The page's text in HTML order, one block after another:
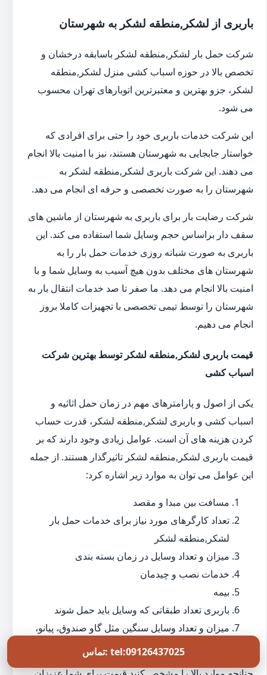
باربری از لشکر,منطقه لشکر به شهرستان
شرکت حمل بار لشکر,منطقه لشکر باسابقه درخشان و
تخصص بالا در حوزه اسباب کشی منزل لشکر,منطقه
لشکر، جزو بهترین و معتبرترین اتوبارهای تهران محسوب
می شود.
این شرکت خدمات باربری خود را حتی برای افرادی که
خواستار جابجایی به شهرستان هستند، نیز با امنیت بالا انجام
می دهند. این شرکت باربری لشکر,منطقه لشکر به
شهرستان را به صورت تخصصی و حرفه ای انجام می دهد.
شرکت رضایت بار برای باربری به شهرستان از ماشین های
سقف دار براساس حجم وسایل شما استفاده می کند. این
باربری به صورت شبانه روزی خدمات حمل بار را به
شهرستان های مختلف بدون هیچ آسیب به وسایل شما و با
امنیت بالا انجام می دهد. ما صفر تا صد خدمات انتقال بار به
شهرستان را توسط تیمی تخصصی با تجهیزات کاملا بروز
انجام می دهیم.
قیمت باربری لشکر,منطقه لشکر توسط بهترین شرکت
اسباب کشی
یکی از اصول و پارامترهای مهم در زمان حمل اثاثیه و
اسباب کشی و باربری لشکر,منطقه لشکر، قدرت حساب
کردن هزینه های آن است. عوامل زیادی وجود دارند که بر
قیمت باربری لشکر,منطقه لشکر تاثیرگذار هستند. از جمله
این عوامل می توان به موارد زیر اشاره کرد:
مسافت بین مبدا و مقصد
تعداد کارگرهای مورد نیاز برای خدمات حمل بار
لشکر,منطقه لشکر
میزان و تعداد وسایل در زمان بسته بندی
خدمات نصب و چیدمان
بیمه
باربری تعداد طبقاتی که وسایل باید حمل شوند
میزان و تعداد وسایل سنگین مثل گاو صندوق، پیانو،
میز بیلیارد و...تماس: tel:09126437025